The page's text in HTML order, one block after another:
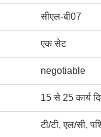
सीएल-बी07
एक सेट
negotiable
15 से 25 कार्य
टी/टी, एल/सी,